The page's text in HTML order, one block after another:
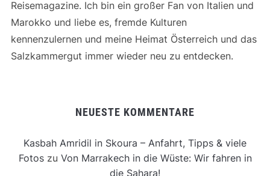
Reisemagazine. Ich bin ein großer Fan von Italien und
Marokko und liebe es, fremde Kulturen
kennenzulernen und meine Heimat Österreich und das
Salzkammergut immer wieder neu zu entdecken.
NEUESTE KOMMENTARE
Kasbah Amridil in Skoura – Anfahrt, Tipps & viele
Fotoszu Von Marrakech in die Wüste: Wir fahren in
die Sahara!